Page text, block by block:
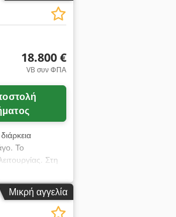
18.800 €
VB συν ΦΠΑ
Το
Στη
ξηρού
ιμάντες
Μικρή αγγελία